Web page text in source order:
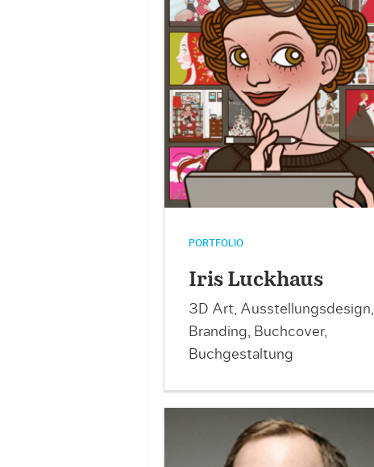
PORTFOLIO
Iris Luckhaus
3D Art, Ausstellungsdesign,
Branding, Buchcover,
Buchgestaltung